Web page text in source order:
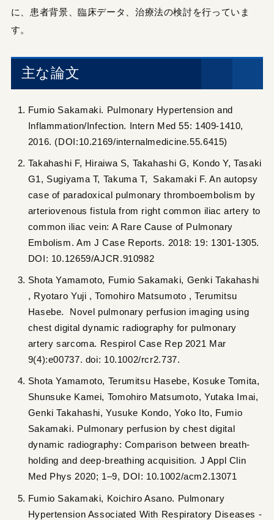
に、患者背景、臨床データ、治療法の検討を行っていま
す。
主な論文
Fumio Sakamaki. Pulmonary Hypertension and
Inflammation/Infection. Intern Med 55: 1409-1410,
2016. (DOI:10.2169/internalmedicine.55.6415)
Takahashi F, Hiraiwa S, Takahashi G, Kondo Y, Tasaki
G1, Sugiyama T, Takuma T, Sakamaki F. An autopsy
case of paradoxical pulmonary thromboembolism by
arteriovenous fistula from right common iliac artery to
common iliac vein: A Rare Cause of Pulmonary
Embolism. Am J Case Reports. 2018: 19: 1301-1305.
DOI: 10.12659/AJCR.910982
Shota Yamamoto, Fumio Sakamaki, Genki Takahashi
, Ryotaro Yuji , Tomohiro Matsumoto , Terumitsu
Hasebe. Novel pulmonary perfusion imaging using
chest digital dynamic radiography for pulmonary
artery sarcoma. Respirol Case Rep 2021 Mar
9(4):e00737. doi: 10.1002/rcr2.737.
Shota Yamamoto, Terumitsu Hasebe, Kosuke Tomita,
Shunsuke Kamei, Tomohiro Matsumoto, Yutaka Imai,
Genki Takahashi, Yusuke Kondo, Yoko Ito, Fumio
Sakamaki. Pulmonary perfusion by chest digital
dynamic radiography: Comparison between breath‐
holding and deep‐breathing acquisition. J Appl Clin
Med Phys 2020; 1–9, DOI: 10.1002/acm2.13071
Fumio Sakamaki, Koichiro Asano. Pulmonary
Hypertension Associated With Respiratory Diseases -